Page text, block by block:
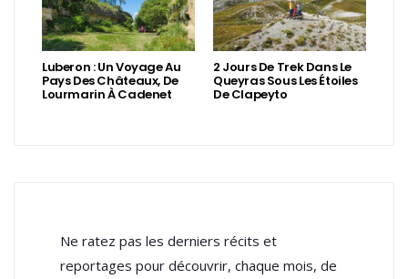
Luberon : Un Voyage Au
Pays Des Châteaux, De
Lourmarin À Cadenet
2 Jours De Trek Dans Le
Queyras Sous Les Étoiles
De Clapeyto
Ne ratez pas les derniers récits et
reportages pour découvrir, chaque mois, de